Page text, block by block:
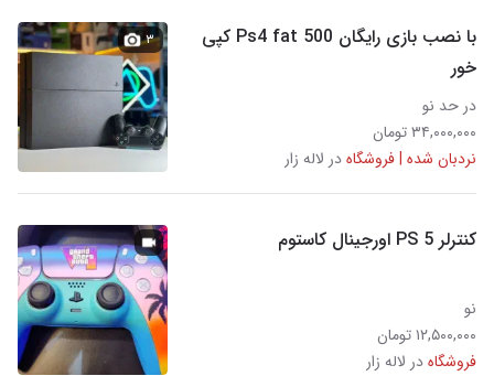
با نصب بازی رایگان Ps4 fat 500 کپی
خور
در حد نو
۳۴,۰۰۰,۰۰۰ تومان
نردبان شده | فروشگاهدر لاله زار
۳
کنترلر PS 5 اورجینال کاستوم
نو
۱۲,۵۰۰,۰۰۰ تومان
فروشگاهدر لاله زار